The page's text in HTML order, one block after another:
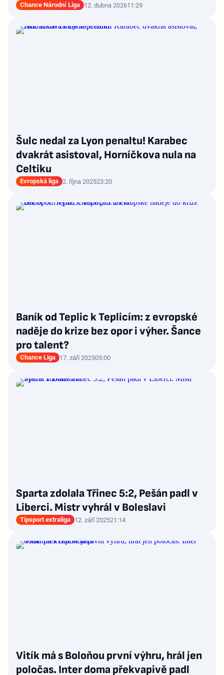
Chance Národní Liga 12. dubna 202611:29
Šulc nedal za Lyon penaltu! Karabec
dvakrát asistoval, Horníčkova nula na
Celtiku
Evropská liga 2. října 202523:20
Baník od Teplic k Teplicím: z evropské
naděje do krize bez opor i výher. Šance
pro talent?
Chance Liga 17. září 202505:00
Sparta zdolala Třinec 5:2, Pešán padl v
Liberci. Mistr vyhrál v Boleslavi
Tipsport extraliga 12. září 202521:14
Vitík má s Boloňou první výhru, hrál jen
poločas. Inter doma překvapivě padl